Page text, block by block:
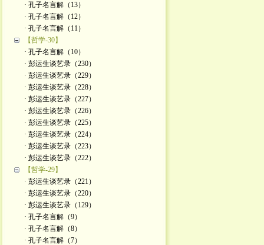
· 孔子名言解（13）
· 孔子名言解（12）
· 孔子名言解（11）
【哲学-30】
· 孔子名言解（10）
· 彭运生谈艺录（230）
· 彭运生谈艺录（229）
· 彭运生谈艺录（228）
· 彭运生谈艺录（227）
· 彭运生谈艺录（226）
· 彭运生谈艺录（225）
· 彭运生谈艺录（224）
· 彭运生谈艺录（223）
· 彭运生谈艺录（222）
【哲学-29】
· 彭运生谈艺录（221）
· 彭运生谈艺录（220）
· 彭运生谈艺录（129）
· 孔子名言解（9）
· 孔子名言解（8）
· 孔子名言解（7）